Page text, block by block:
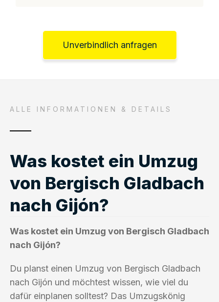
Unverbindlich anfragen
ALLE INFORMATIONEN & DETAILS
Was kostet ein Umzug
von Bergisch Gladbach
nach Gijón?
Was kostet ein Umzug von Bergisch Gladbach
nach Gijón?
Du planst einen Umzug von Bergisch Gladbach
nach Gijón und möchtest wissen, wie viel du
dafür einplanen solltest? Das Umzugskönig